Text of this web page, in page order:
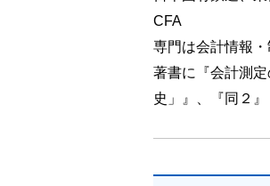
２ 割引配当法と割
３ 座標変換として
４ 「単なる」座標
５ 実体・測定相互
６ 測定と実体の相
第７章 東西の思
CFA
専門は会計情報
著書に『会計測
史」』、『同２